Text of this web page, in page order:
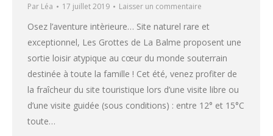
Par Léa 17 juillet 2019 Laisser un commentaire
Osez l’aventure intèrieure… Site naturel rare et
exceptionnel, Les Grottes de La Balme proposent une
sortie loisir atypique au cœur du monde souterrain
destinée à toute la famille ! Cet été, venez profiter de
la fraîcheur du site touristique lors d’une visite libre ou
d’une visite guidée (sous conditions) : entre 12° et 15°C
toute…